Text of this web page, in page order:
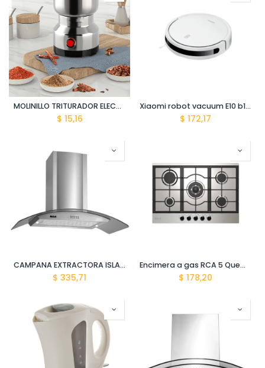
MOLINILLO TRITURADOR ELECTRICO DE ALIMENTOS 150W 220V 90X90X173CM CO-16/B
$ 15,16
Xiaomi robot vacuum E10 b112
$ 172,17
CAMPANA EXTRACTORA ISLA RCA 90CM IS90A-G3L160/11985
$ 335,71
Encimera a gas RCA 5 Quemadores 90S-005 acero inoxidable
$ 178,20